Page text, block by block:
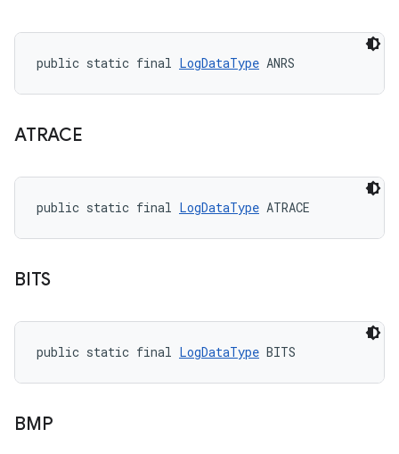
public static final LogDataType ANRS
ATRACE
public static final LogDataType ATRACE
BITS
public static final LogDataType BITS
BMP